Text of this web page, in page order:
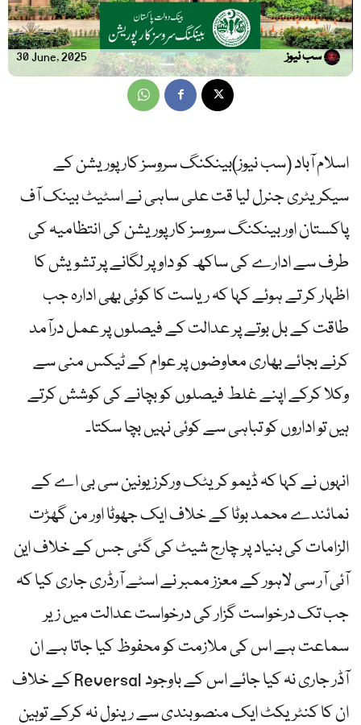
30 June, 2025 سب نیوز
اسلام آباد (سب نیوز)بینکنگ سروسز کارپوریشن کے
سیکریٹری جنرل لیا قت علی ساہی نے اسٹیٹ بینک آف
پاکستان اور بینکنگ سروسز کارپوریشن کی انتظامیہ کی
طرف سے ادارے کی ساکھ کو داو پر لگانے پر تشویش کا
اظہار کر تے ہوئے کہا کہ ریاست کا کوئی بھی ادارہ جب
طاقت کے بل بوتے پر عدالت کے فیصلوں پر عمل درآمد
کرنے بجائے بھاری معاوضوں پر عوام کے ٹیکس منی سے
وکلا کرکے اپنے غلط فیصلوں کو بچانے کی کوشش کرتے
ہیں تو اداروں کو تباہی سے کوئی نہیں بچا سکتا۔
انہوں نے کہا کہ ڈیمو کریٹک ورکرز یونین سی بی اے کے
نمائندے محمد بوٹا کے خلاف ایک جھوٹا اور من گھڑت
الزامات کی بنیاد پر چارج شیٹ کی گئی جس کے خلاف این
آئی آر سی لاہور کے معزز ممبر نے اسٹے آرڈری جاری کیا کہ
جب تک درخواست گزار کی درخواست عدالت میں زیر
سماعت ہے اس کی ملازمت کو محفوظ کیا جاتا ہے ان
کے خلاف Reversal آڈر جاری نہ کیا جائے اس کے باوجود
ان کا کنٹریکٹ ایک منصوبندی سے رینول نہ کرکے توہین